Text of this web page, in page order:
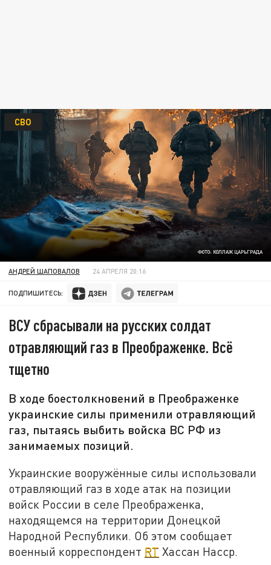
ФОТО: КОЛЛАЖ ЦАРЬГРАДА
СВО
АНДРЕЙ ШАПОВАЛОВ 24 АПРЕЛЯ 20:16
ПОДПИШИТЕСЬ:
ВСУ сбрасывали на русских солдат
отравляющий газ в Преображенке. Всё
тщетно
В ходе боестолкновений в Преображенке
украинские силы применили отравляющий
газ, пытаясь выбить войска ВС РФ из
занимаемых позиций.
Украинские вооружённые силы использовали
отравляющий газ в ходе атак на позиции
войск России в селе Преображенка,
находящемся на территории Донецкой
Народной Республики. Об этом сообщает
военный корреспондент RT Хассан Насср.